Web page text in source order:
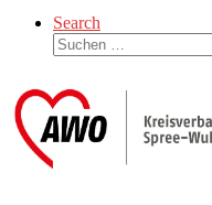
Search
Suche